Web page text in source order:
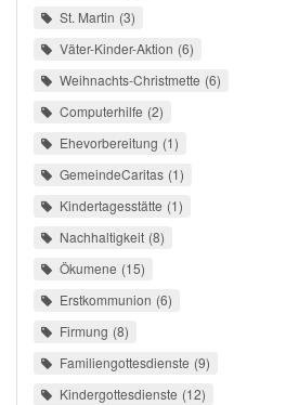
St. Martin 3
Väter-Kinder-Aktion 6
Weihnachts-Christmette 6
Computerhilfe 2
Ehevorbereitung 1
GemeindeCaritas 1
Kindertagesstätte 1
Nachhaltigkeit 8
Ökumene 15
Erstkommunion 6
Firmung 8
Familiengottesdienste 9
Kindergottesdienste 12